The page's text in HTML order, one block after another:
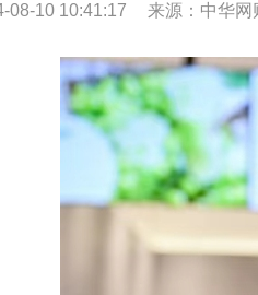
08-10 10:41:17 来源：中华网